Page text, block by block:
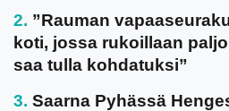
”Rauman
koti, jossa rukoillaan
saa tulla kohdatuksi”
Saarna Pyhässä